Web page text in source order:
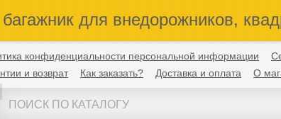
для внедорожников,
конфиденциальности персональной информации
и возврат
Как заказать? Доставка и оплата О